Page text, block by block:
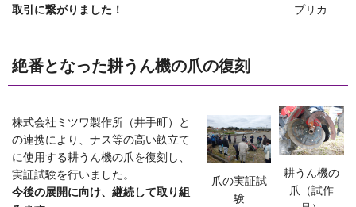
取引に繋がりました！
プリカ
絶番となった耕うん機の爪の復刻
株式会社ミツワ製作所（井手町）と
の連携により、ナス等の高い畝立て
に使用する耕うん機の爪を復刻し、
実証試験を行いました。
今後の展開に向け、継続して取り組
爪の実証試
験
耕うん機の
爪（試作